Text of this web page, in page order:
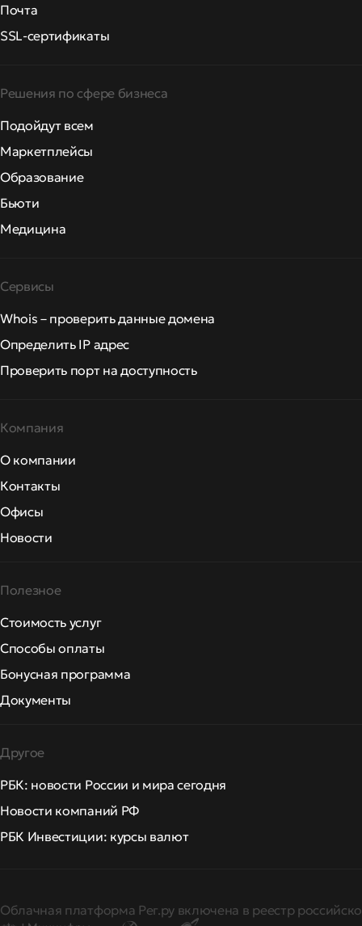
Почта
SSL-сертификаты
Решения по сфере бизнеса
Подойдут всем
Маркетплейсы
Образование
Бьюти
Медицина
Сервисы
Whois – проверить данные домена
Определить IP адрес
Проверить порт на доступность
Компания
О компании
Контакты
Офисы
Новости
Полезное
Стоимость услуг
Способы оплаты
Бонусная программа
Документы
Другое
РБК: новости России и мира сегодня
Новости компаний РФ
РБК Инвестиции: курсы валют
Облачная платформа Рег.ру включена в реестр